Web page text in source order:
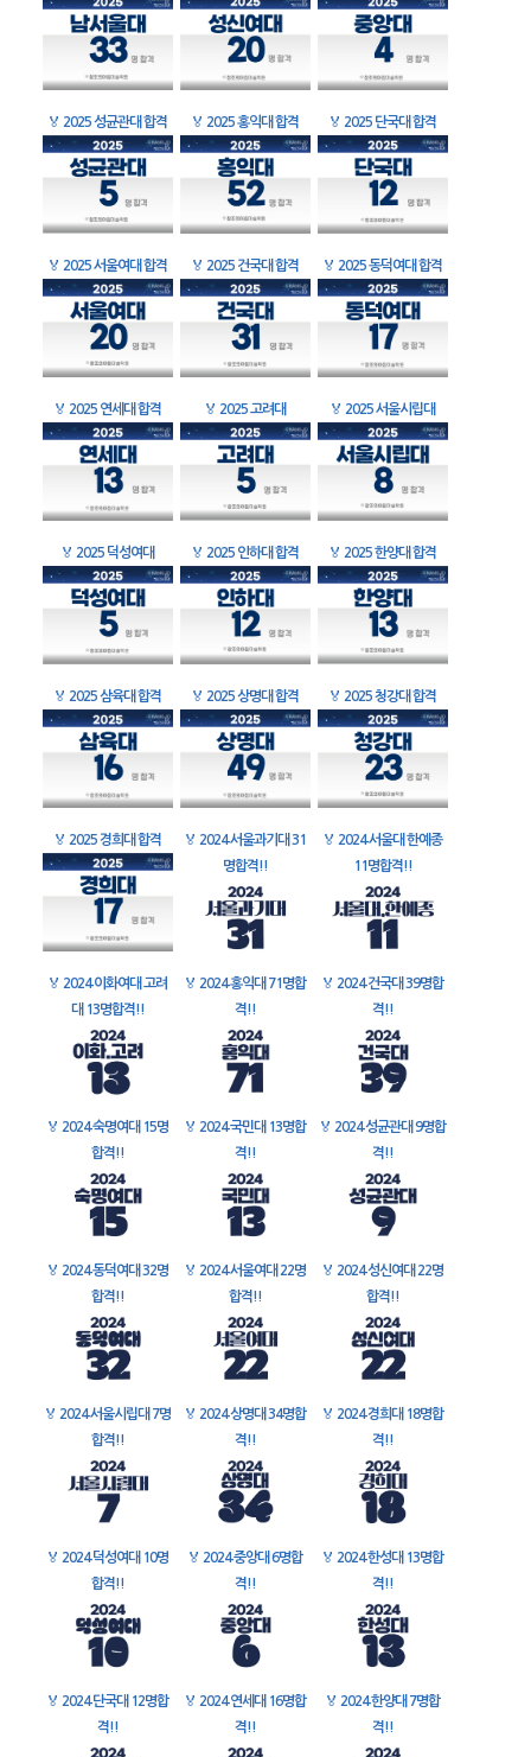
🏅 2025 성균관대 합격 🏅 2025 홍익대 합격 🏅 2025 단국대 합격
🏅 2025 서울여대 합격 🏅 2025 건국대 합격 🏅 2025 동덕여대 합격
🏅 2025 연세대 합격 🏅 2025 고려대 🏅 2025 서울시립대
🏅 2025 덕성여대 🏅 2025 인하대 합격 🏅 2025 한양대 합격
🏅 2025 삼육대 합격 🏅 2025 상명대 합격 🏅 2025 청강대 합격
🏅 2025 경희대 합격 🏅 2024 서울과기대 31
명합격!!
🏅 2024 서울대 한예종
11명합격!!
🏅 2024 이화여대 고려
대 13명합격!!
🏅 2024 홍익대 71명합
격!!
🏅 2024 건국대 39명합
격!!
🏅 2024 숙명여대 15명
합격!!
🏅 2024 국민대 13명합
격!!
🏅 2024 성균관대 9명합
격!!
🏅 2024 동덕여대 32명
합격!!
🏅 2024 서울여대 22명
합격!!
🏅 2024 성신여대 22명
합격!!
🏅 2024 서울시립대 7명
합격!!
🏅 2024 상명대 34명합
격!!
🏅 2024 경희대 18명합
격!!
🏅 2024 덕성여대 10명
합격!!
🏅 2024 중앙대 6명합
격!!
🏅 2024 한성대 13명합
격!!
🏅 2024 단국대 12명합
격!!
🏅 2024 연세대 16명합
격!!
🏅 2024 한양대 7명합
격!!